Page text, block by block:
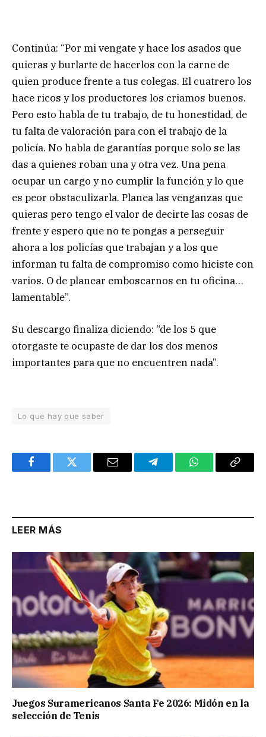
Continúa: “Por mi vengate y hace los asados que
quieras y burlarte de hacerlos con la carne de
quien produce frente a tus colegas. El cuatrero los
hace ricos y los productores los criamos buenos.
Pero esto habla de tu trabajo, de tu honestidad, de
tu falta de valoración para con el trabajo de la
policía. No habla de garantías porque solo se las
das a quienes roban una y otra vez. Una pena
ocupar un cargo y no cumplir la función y lo que
es peor obstaculizarla. Planea las venganzas que
quieras pero tengo el valor de decirte las cosas de
frente y espero que no te pongas a perseguir
ahora a los policías que trabajan y a los que
informan tu falta de compromiso como hiciste con
varios. O de planear emboscarnos en tu oficina…
lamentable”.
Su descargo finaliza diciendo: “de los 5 que
otorgaste te ocupaste de dar los dos menos
importantes para que no encuentren nada”.
Lo que hay que saber
FacebookTwitter Email TelegramWhatsAppCopy
LEER MÁS
Juegos Suramericanos Santa Fe 2026: Midón en la
selección de Tenis